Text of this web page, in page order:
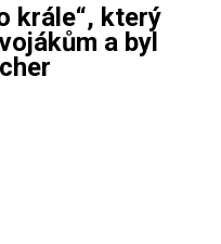
krále“, který
a byl